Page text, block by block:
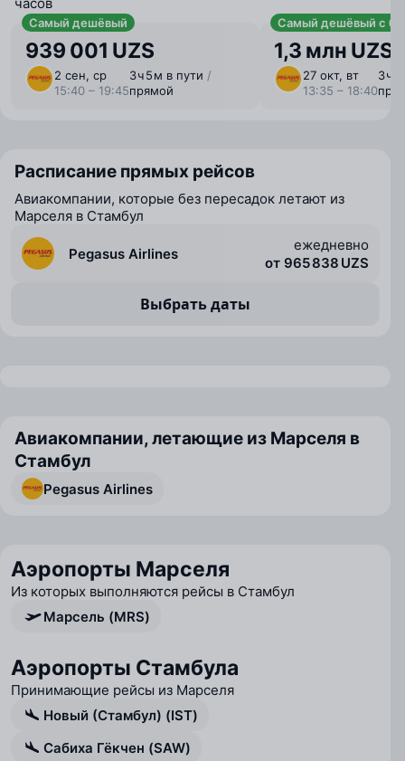
Самый дешёвый
939 001 UZS
2 сен, ср
15:40 – 19:45
3 ⁠ч 5 ⁠м в пути /
прямой
Самый дешёвый с
1,3 млн UZS
27 окт, вт
13:35 – 18:40
3 ⁠ч
Расписание прямых рейсов
Авиакомпании, которые без пересадок летают из
Марселя в Стамбул
Pegasus Airlines
ежедневно
от 965 838 UZS
Выбрать даты
Авиакомпании, летающие из Марселя в
Стамбул
Pegasus Airlines
Аэропорты Марселя
Из которых выполняются рейсы в Стамбул
Марсель (MRS)
Аэропорты Стамбула
Принимающие рейсы из Марселя
Новый (Стамбул) (IST)
Сабиха Гёкчен (SAW)